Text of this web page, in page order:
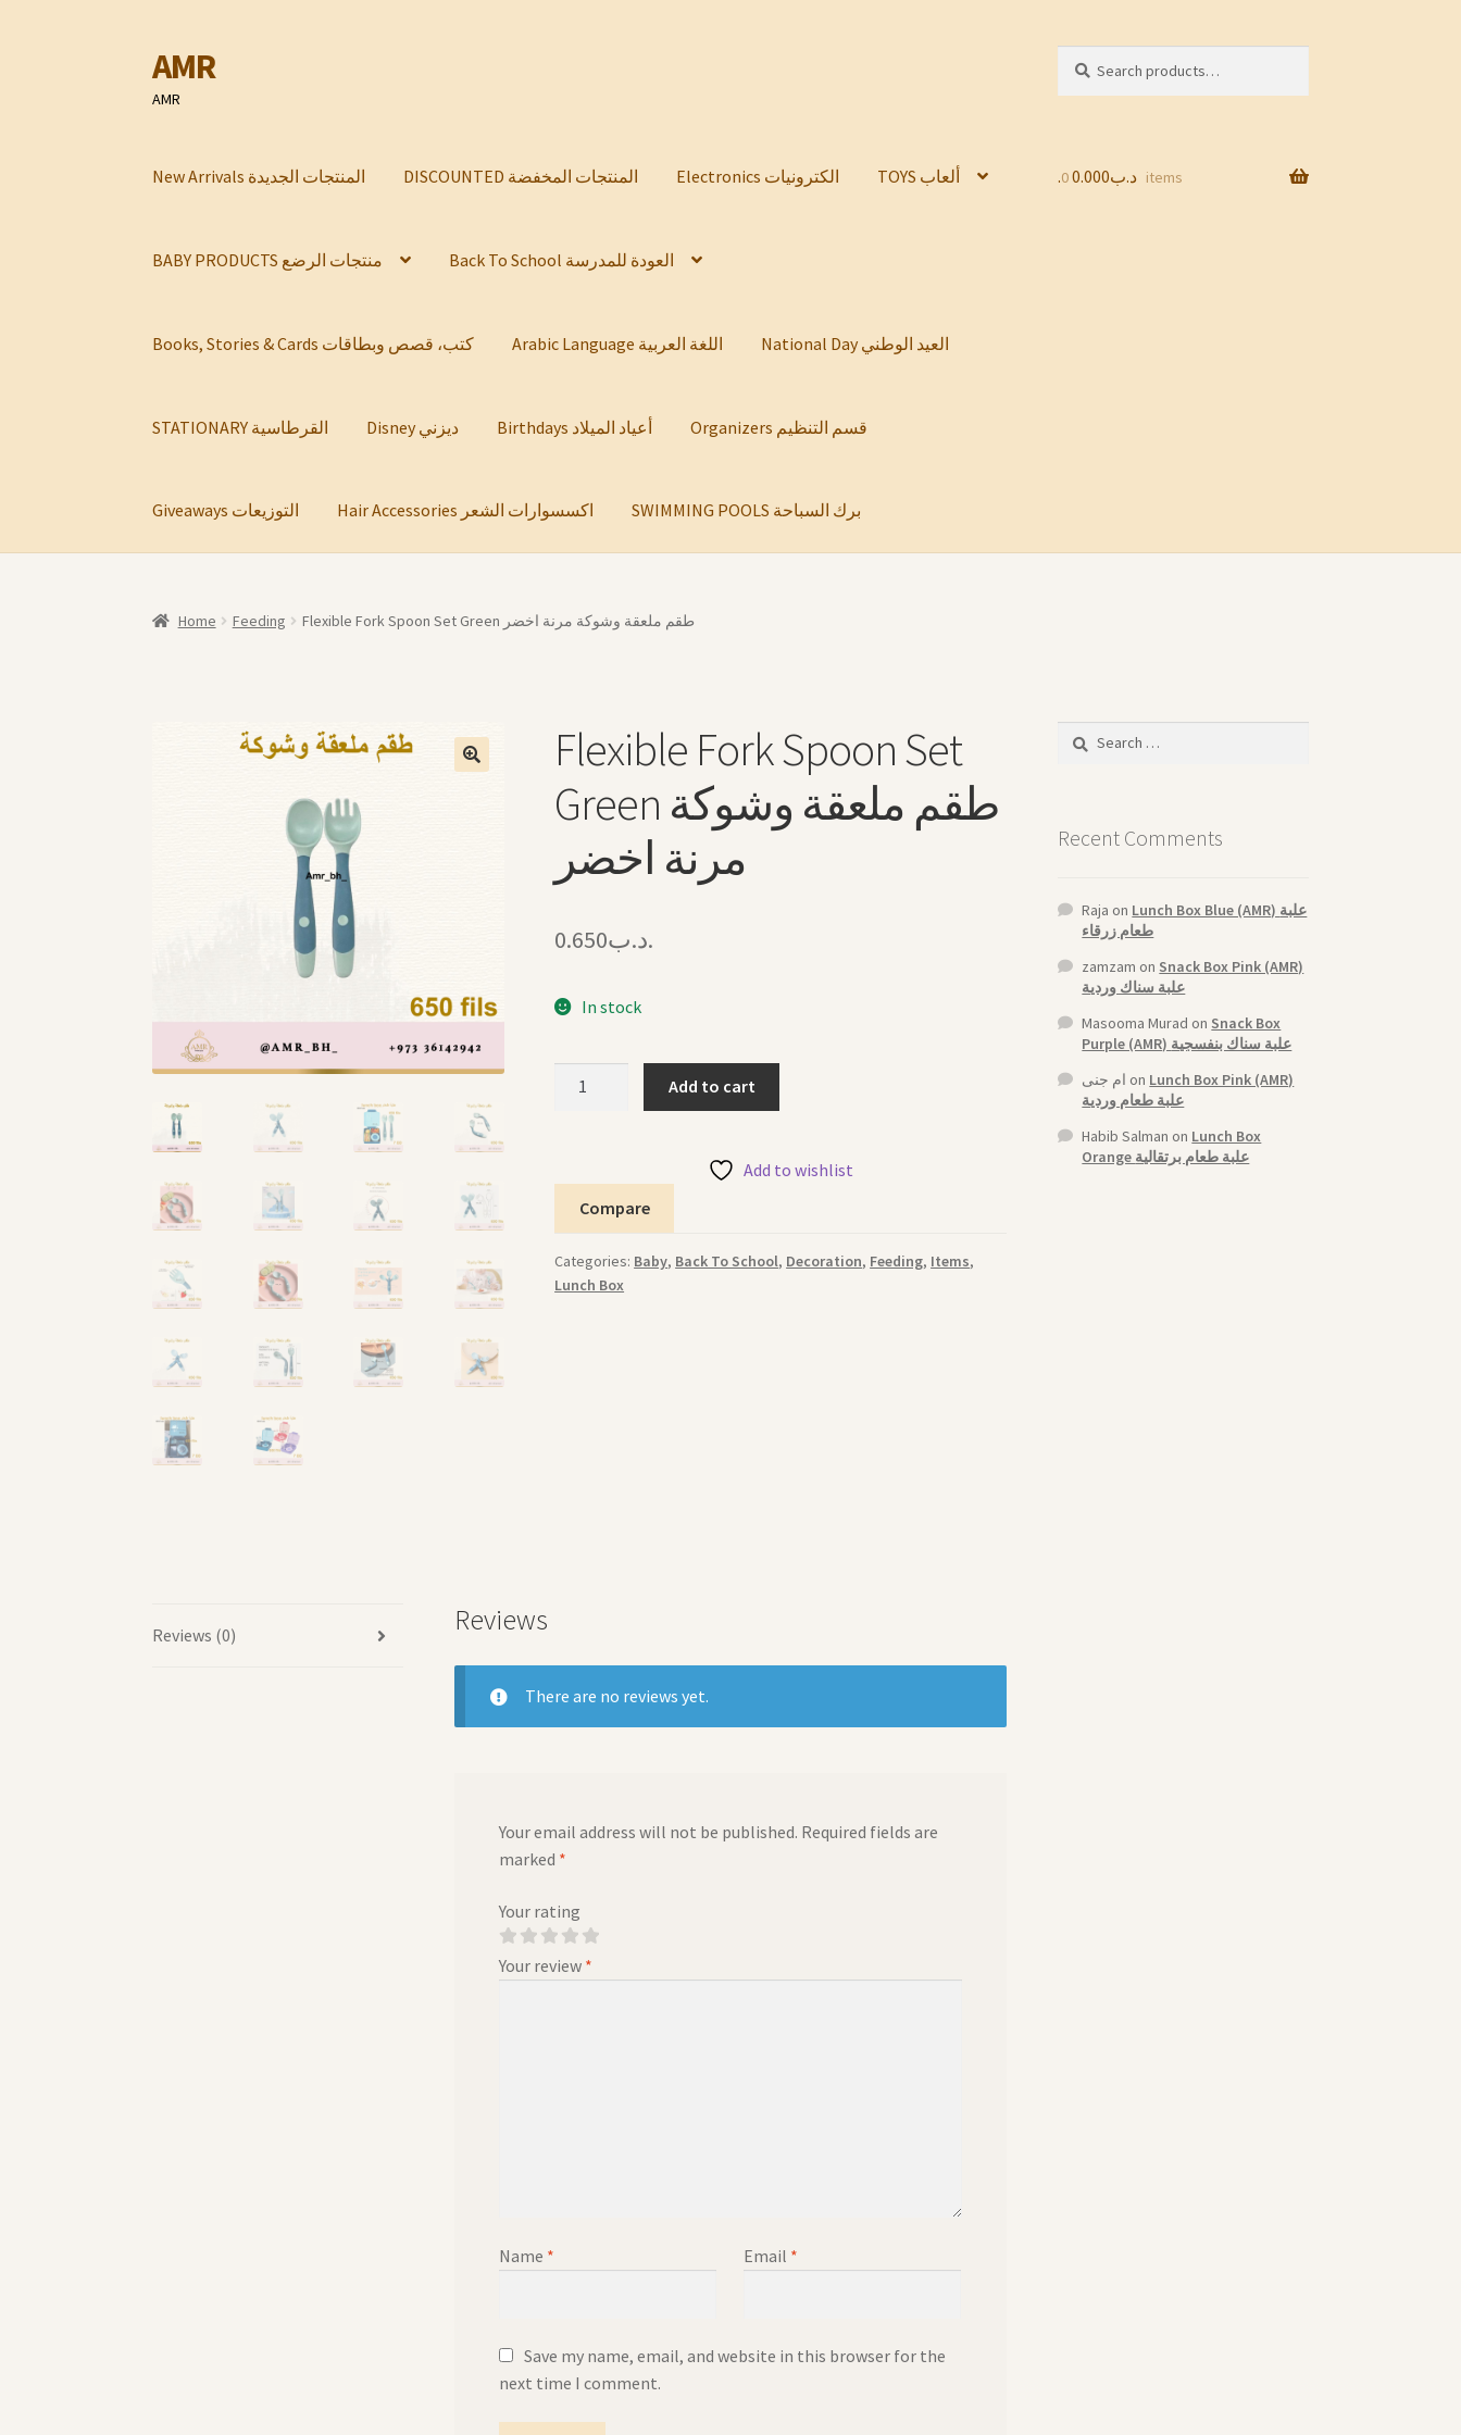
Skip
to
navigation
Skip
to
content
AMR
AMR
for:
New Arrivals المنتجات الجديدة DISCOUNTED المنتجات المخفضة Electronics الكترونيات TOYS ألعاب
BABY PRODUCTS منتجات الرضع Back To School العودة للمدرسة
Books, Stories & Cards كتب، قصص وبطاقات Arabic Language اللغة العربية National Day العيد الوطني
STATIONARY القرطاسية Disney ديزني Birthdays أعياد الميلاد Organizers قسم التنظيم
Giveaways التوزيعات Hair Accessories اكسسوارات الشعر SWIMMING POOLS برك السباحة
.د.ب0.000 0 items
Home Feeding Flexible Fork Spoon Set Green طقم ملعقة وشوكة مرنة اخضر
Flexible Fork Spoon Set
Green طقم ملعقة وشوكة
مرنة اخضر
.د.ب0.650
In stock
Green
طقم
ملعقة
وشوكة
مرنة
Add to cart
Add to wishlist
Compare
Categories: Baby, Back To School, Decoration, Feeding, Items,
Lunch Box
Reviews (0) Reviews
There are no reviews yet.
Your email address will not be published. Required fields are
marked *
Your rating
Your review *
Name * Email *
Save my name, email, and website in this browser for the
next time I comment.
Search
Recent Comments
Raja on Lunch Box Blue (AMR) علبة
طعام زرقاء
zamzam on Snack Box Pink (AMR)
علبة سناك وردية
Masooma Murad on Snack Box
Purple (AMR) علبة سناك بنفسجية
ام جنى on Lunch Box Pink (AMR)
علبة طعام وردية
Habib Salman on Lunch Box
Orange علبة طعام برتقالية